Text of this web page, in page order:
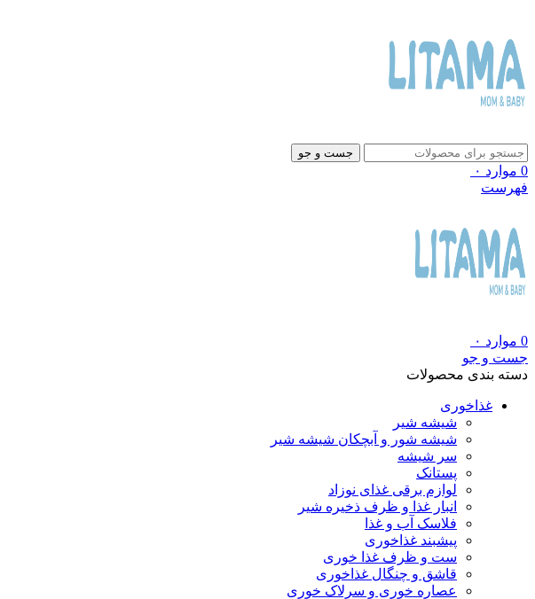
جست و جو
0 موارد ۰
فهرست
0 موارد ۰
جست و جو
دسته بندی محصولات
غذاخوری
شیشه شیر
شیشه ‌شور و آبچکان شیشه‌ شیر
سر شیشه
پستانک
لوازم برقی غذای نوزاد
انبار غذا و ظرف ذخیره شیر
فلاسک آب و غذا
پیشبند غذاخوری
ست و ظرف غذا خوری
قاشق و چنگال غذاخوری
عصاره خوری و سرلاک خوری